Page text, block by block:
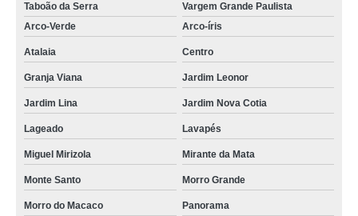
Taboão da Serra
Vargem Grande Paulista
Arco-Verde
Arco-íris
Atalaia Centro
Granja Viana Jardim Leonor
Jardim Lina Jardim Nova Cotia
Lageado Lavapés
Miguel Mirizola Mirante da Mata
Monte Santo Morro Grande
Morro do Macaco Panorama